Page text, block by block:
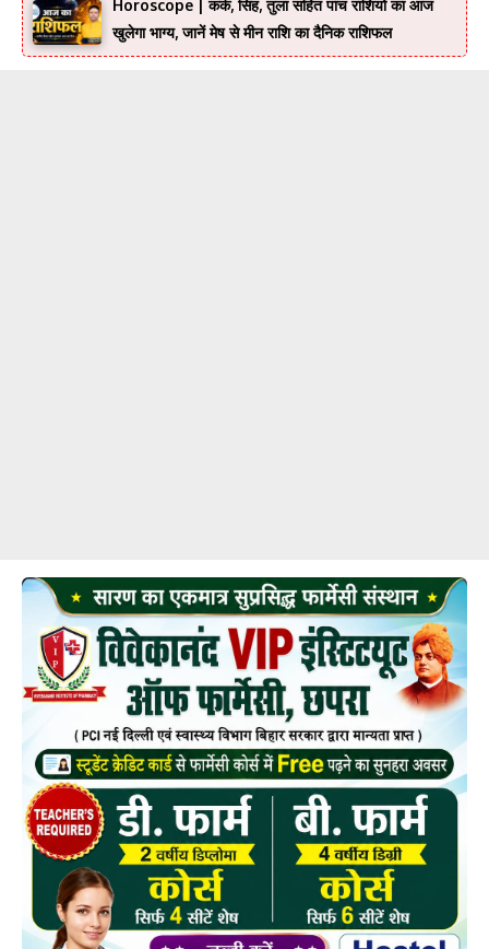
Horoscope | कर्क, सिंह, तुला सहित पांच राशियों का आज
खुलेगा भाग्य, जानें मेष से मीन राशि का दैनिक राशिफल